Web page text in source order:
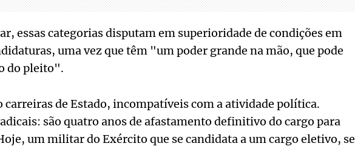
essas categorias disputam em superioridade de condições em
uma vez que têm "um poder grande na mão, que pode
do pleito".
carreiras de Estado, incompatíveis com a atividade política.
são quatro anos de afastamento definitivo do cargo para
um militar do Exército que se candidata a um cargo eletivo, se